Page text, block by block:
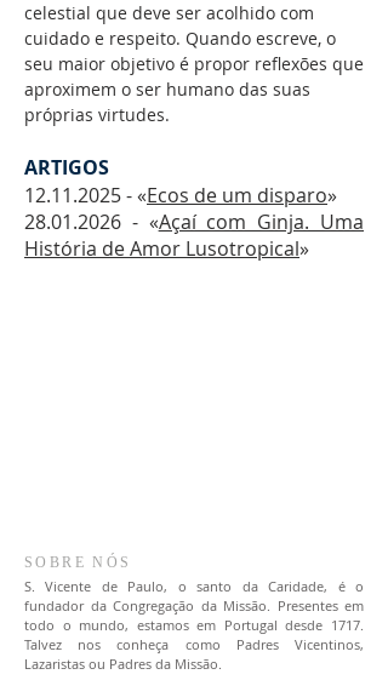
celestial que deve ser acolhido com
cuidado e respeito. Quando escreve, o
seu maior objetivo é propor reflexões que
aproximem o ser humano das suas
próprias virtudes.
ARTIGOS
12.11.2025- «Ecos de um disparo»
28.01.2026 - «Açaí com Ginja. Uma
História de Amor Lusotropical»
SOBRE NÓS
S. Vicente de Paulo, o santo da Caridade, é o
fundador da Congregação da Missão. Presentes em
todo o mundo, estamos em Portugal desde 1717.
Talvez nos conheça como Padres Vicentinos,
Lazaristas ou Padres da Missão.